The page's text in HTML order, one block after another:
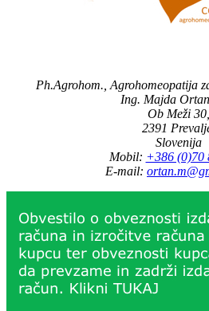
Ph.Agrohom., Agrohomeopatija
Ing. Majda
Ob Meži 30,
2391
Slovenija
Mobil: +386 (0)70
E-mail: